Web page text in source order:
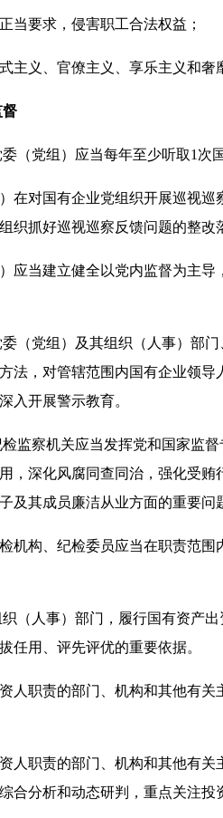
要求，侵害职工合法权益；
义、官僚主义、享乐主义和奢
党组）应当每年至少听取1次
对国有企业党组织开展巡视巡
织抓好巡视巡察反馈问题的整改
当建立健全以党内监督为主导
党组）及其组织（人事）部门
法，对管辖范围内国有企业领
入开展警示教育。
察机关应当发挥党和国家监督
，深化风腐同查同治，强化受
及其成员廉洁从业方面的重要
构、纪检委员应当在职责范围
人事）部门，履行国有资产出
任用、评先评优的重要依据。
职责的部门、机构和其他有关
职责的部门、机构和其他有关
合分析和动态研判，重点关注